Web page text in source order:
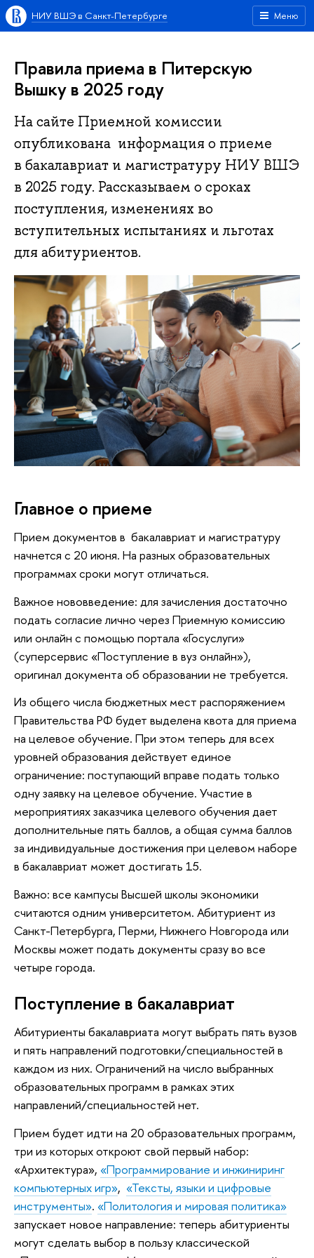
Меню
НИУ ВШЭ в Санкт-Петербурге
Правила приема в Питерскую
Вышку в 2025 году
На сайте Приемной комиссии
опубликована информация о приеме
в бакалавриат и магистратуру НИУ ВШЭ
в 2025 году. Рассказываем о сроках
поступления, изменениях во
вступительных испытаниях и льготах
для абитуриентов.
Главное о приеме
Прием документов в бакалавриат и магистратуру
начнется с 20 июня. На разных образовательных
программах сроки могут отличаться.
Важное нововведение: для зачисления достаточно
подать согласие лично через Приемную комиссию
или онлайн с помощью портала «Госуслуги»
(суперсервис «Поступление в вуз онлайн»),
оригинал документа об образовании не требуется.
Из общего числа бюджетных мест распоряжением
Правительства РФ будет выделена квота для приема
на целевое обучение. При этом теперь для всех
уровней образования действует единое
ограничение: поступающий вправе подать только
одну заявку на целевое обучение. Участие в
мероприятиях заказчика целевого обучения дает
дополнительные пять баллов, а общая сумма баллов
за индивидуальные достижения при целевом наборе
в бакалавриат может достигать 15.
Важно: все кампусы Высшей школы экономики
считаются одним университетом. Абитуриент из
Санкт-Петербурга, Перми, Нижнего Новгорода или
Москвы может подать документы сразу во все
четыре города.
Поступление в бакалавриат
Абитуриенты бакалавриата могут выбрать пять вузов
и пять направлений подготовки/специальностей в
каждом из них. Ограничений на число выбранных
образовательных программ в рамках этих
направлений/специальностей нет.
Прием будет идти на 20 образовательных программ,
три из которых откроют свой первый набор:
«Архитектура», «Программирование и инжиниринг
компьютерных игр», «Тексты, языки и цифровые
инструменты». «Политология и мировая политика»
запускает новое направление: теперь абитуриенты
могут сделать выбор в пользу классической